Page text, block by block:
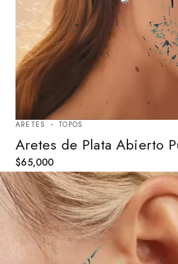
ARETES TOPOS
Aretes de Plata Abierto
$65,000